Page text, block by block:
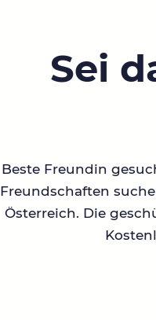
Sei
Beste Freundin
Freundschaften
Österreich. Die